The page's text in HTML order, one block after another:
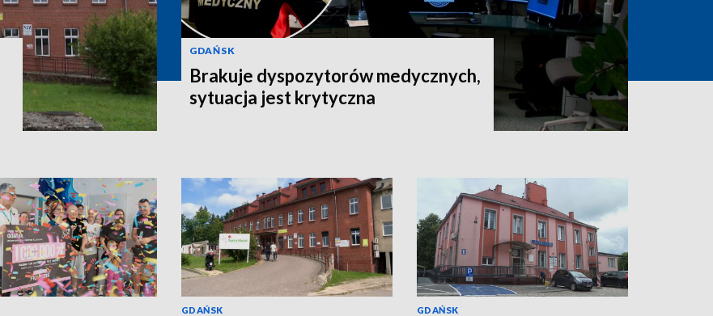
GDAŃSK
Brakuje dyspozytorów medycznych,
sytuacja jest krytyczna
GDAŃSK GDAŃSK